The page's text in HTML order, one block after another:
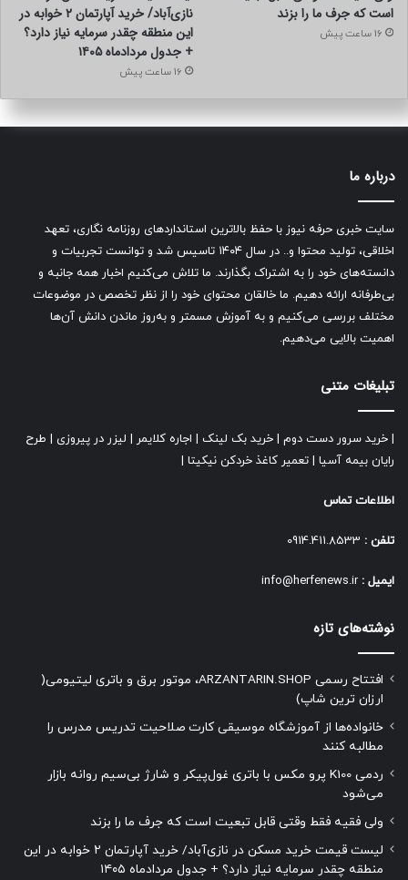
است که جرف ما را بزند
16 ساعت پیش
نازی‌آباد/ خرید آپارتمان ۲ خوابه در
این منطقه چقدر سرمایه نیاز دارد؟
+ جدول مردادماه ۱۴۰۵
16 ساعت پیش
درباره ما
سایت خبری حرفه نیوز با حفظ بالاترین استانداردهای روزنامه نگاری، تعهد
اخلاقی، تولید محتوا و.. در سال ۱۴۰۴ تاسیس شد و توانست تجربیات و
دانسته‌های خود را به اشتراک بگذارند. ما تلاش می‌کنیم اخبار همه جانبه و
بی‌طرفانه ارائه دهیم. ما خالقان محتوای خود را از نظر تخصص در موضوعات
مختلف بررسی می‌کنیم و به آموزش مسمتر و به‌روز ماندن دانش آن‌ها
اهمیت بالایی می‌دهیم.
تبلیغات متنی
| خرید سرور دست دوم | خرید بک لینک | اجاره کلایمر | لیزر در پیروزی | طرح
رایان بیمه آسیا | تعمیر کاغذ خردکن نیکیتا |
اطلاعات تماس
تلفن :
ایمیل : info@herfenews.ir
نوشته‌های تازه
افتتاح رسمی ARZANTARIN.SHOP، موتور برق و باتری لیتیومی(
ارزان ترین شاپ)
خانواده‌ها از آموزشگاه موسیقی کارت صلاحیت تدریس مدرس را
مطالبه کنند
ردمی K100 پرو مکس با باتری غول‌پیکر و شارژ بی‌سیم روانه بازار
می‌شود
ولی فقیه فقط وقتی قابل تبعیت است که جرف ما را بزند
لیست قیمت خرید مسکن در نازی‌آباد/ خرید آپارتمان ۲ خوابه در این
منطقه چقدر سرمایه نیاز دارد؟ + جدول مردادماه ۱۴۰۵